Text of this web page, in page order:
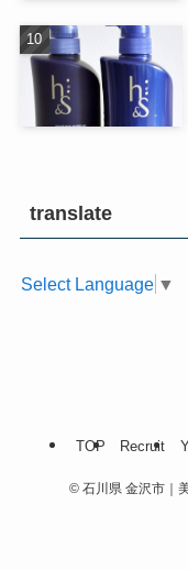
translate
Select Language ▼
TOP Recruit
©石川県 金沢市｜